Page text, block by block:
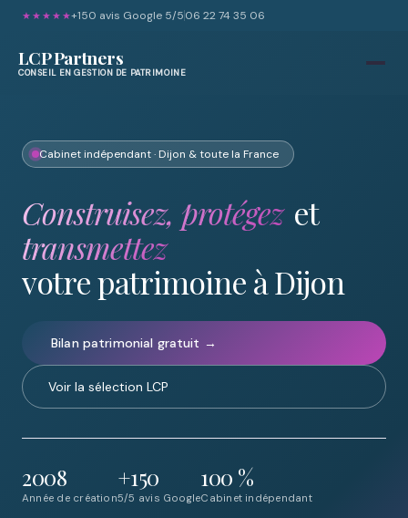
★★★★★+150 avis Google 5/506 22 74 35 06
LCP Partners
CONSEIL EN GESTION DE PATRIMOINE
Cabinet indépendant · Dijon & toute la France
Construisez, protégez et
transmettez
votre patrimoine à Dijon
Bilan patrimonial gratuit →
Voir la sélection LCP
2008
Année de création
+150
5/5 avis Google
100 %
Cabinet indépendant